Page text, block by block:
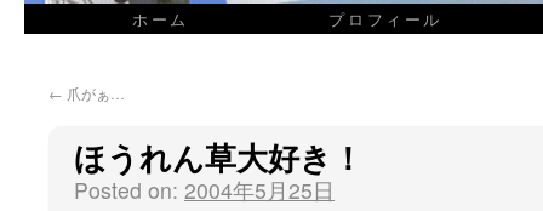
ホーム プロフィール
← 爪がぁ…
ほうれん草大好き！
Posted on: 2004年5月25日